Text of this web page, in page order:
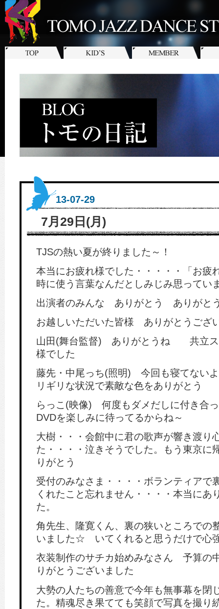
13-07-29
7月29日(月)
TJSの熱い夏が終りました～！
本当にお疲れ様でした・・・・・「お疲
時に使う言葉なんだとしみじみ思ってい
出演者のみんな ありがとう ありがと
お越しいただいた皆様 ありがとうござ
山田(舞台監督) ありがとうね 共立ス
様でした
藤先・中尾っち(照明) 今回も寝てない
リギリな状況で素敵な色をありがとう
らっこ(映像) 何度もダメだしに付き合
DVDを楽しみに待ってるからね～
大樹・・・会館中に君の歌声が響き渡り
た・・・・泣きそうでした。もう東京
りがとう
受付のみなさま・・・・ボランティアで
くれたこと忘れません・・・・本当にあ
た。
角先生、隆寛くん、裏の狭いところでの
いました☆ いてくれると思うだけで心
衣装制作のサチカ始めみなさん 予算の
りがとうございました
大勢の人たちの善意で今年も無事幕を閉
た。精魂尽き果てても笑顔で写真を撮り